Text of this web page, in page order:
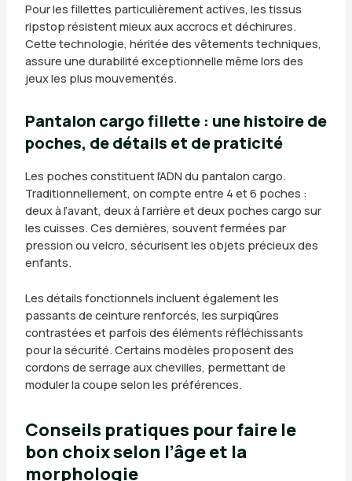
Pour les fillettes particulièrement actives, les tissus
ripstop résistent mieux aux accrocs et déchirures.
Cette technologie, héritée des vêtements techniques,
assure une durabilité exceptionnelle même lors des
jeux les plus mouvementés.
Pantalon cargo fillette : une histoire de
poches, de détails et de praticité
Les poches constituent l’ADN du pantalon cargo.
Traditionnellement, on compte entre 4 et 6 poches :
deux à l’avant, deux à l’arrière et deux poches cargo sur
les cuisses. Ces dernières, souvent fermées par
pression ou velcro, sécurisent les objets précieux des
enfants.
Les détails fonctionnels incluent également les
passants de ceinture renforcés, les surpiqûres
contrastées et parfois des éléments réfléchissants
pour la sécurité. Certains modèles proposent des
cordons de serrage aux chevilles, permettant de
moduler la coupe selon les préférences.
Conseils pratiques pour faire le
bon choix selon l’âge et la
morphologie